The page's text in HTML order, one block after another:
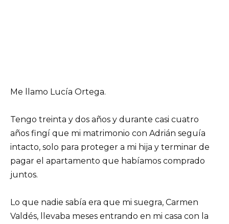
Me llamo Lucía Ortega.
Tengo treinta y dos años y durante casi cuatro
años fingí que mi matrimonio con Adrián seguía
intacto, solo para proteger a mi hija y terminar de
pagar el apartamento que habíamos comprado
juntos.
Lo que nadie sabía era que mi suegra, Carmen
Valdés, llevaba meses entrando en mi casa con la